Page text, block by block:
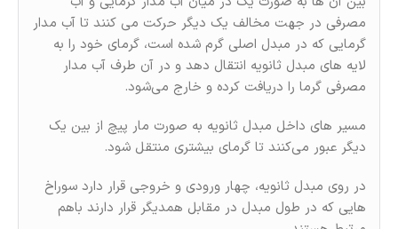
مصرفی در جهت مخالف یک دیگر حرکت می کنند تا آب مدار
گرمایی که در مبدل اصلی گرم شده است، گرمای خود را به
لایه های مبدل ثانویه انتقال دهد و در آن طرف آب مدار
مصرفی گرما را دریافت کرده و خارج می‌شود.
مسیر های داخل مبدل ثانویه به صورت مار پیچ از بین یک
دیگر عبور می‌کنند تا گرمای بیشتری منتقل شود.
در روی مبدل ثانویه، چهار ورودی و خروجی قرار دارد سوراخ
هایی که در طول مبدل در مقابل همدیگر قرار دارند باهم